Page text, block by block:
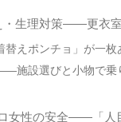
・生理対策——更衣
替えポンチョ」が一枚
施設選びと小物で乗
女性の安全——「人